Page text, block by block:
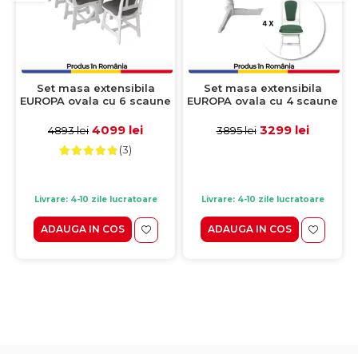
Set masa extensibila
EUROPA ovala cu 6 scaune
alb, 160/240x90x70 cm
4893 lei 4099 lei
(3)
Livrare: 4-10 zile lucratoare
ADAUGA IN COS
Set masa extensibila
EUROPA ovala cu 4 scaune
masiv, alb, 160/240x90x70
3895 lei 3299 lei
Livrare: 4-10 zile lucratoare
ADAUGA IN COS